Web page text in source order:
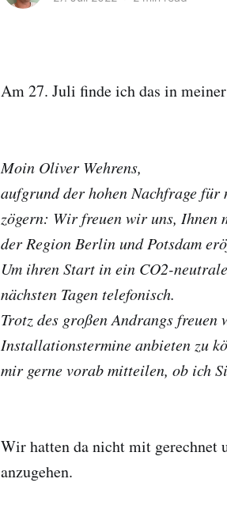
Am 27. Juli finde ich das in
Moin Oliver Wehrens,
aufgrund der hohen Nachfrage
zögern: Wir freuen wir uns, Ihnen
der Region Berlin und Potsdam
Um ihren Start in ein CO2-
nächsten Tagen telefonisch.
Trotz des großen Andrangs
Installationstermine anbieten zu
mir gerne vorab mitteilen, ob ich
Wir hatten da nicht mit gerechnet
anzugehen.